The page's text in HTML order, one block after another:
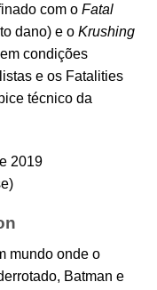
com o Fatal
dano) e o Krushing
condições
e os Fatalities
técnico da
2019
mundo onde o
Batman e